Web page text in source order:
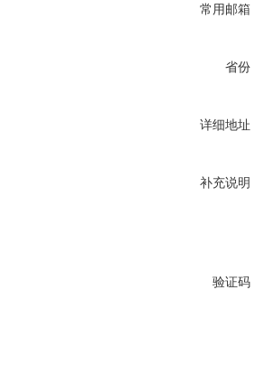
常用邮箱
省份
详细地址
补充说明
验证码